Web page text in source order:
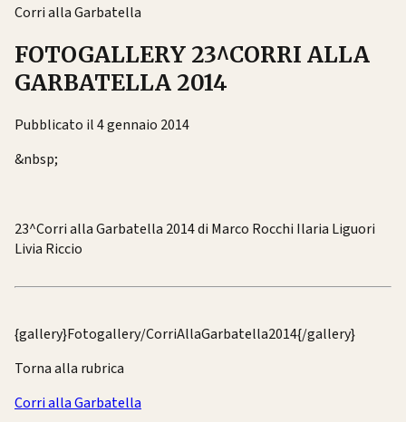
Corri alla Garbatella
FOTOGALLERY 23^CORRI ALLA
GARBATELLA 2014
Pubblicato il 4 gennaio 2014
&nbsp;
23^Corri alla Garbatella 2014 di Marco Rocchi Ilaria Liguori
Livia Riccio
{gallery}Fotogallery/CorriAllaGarbatella2014{/gallery}
Torna alla rubrica
Corri alla Garbatella